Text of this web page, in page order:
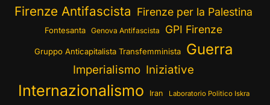
Firenze Antifascista Firenze per la Palestina
Fontesanta Genova Antifascista GPI Firenze
Gruppo Anticapitalista Transfemminista Guerra
Imperialismo Iniziative
Internazionalismo Iran Laboratorio Politico Iskra